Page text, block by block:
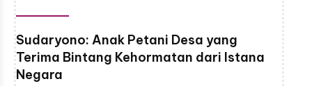
Sudaryono: Anak Petani Desa yang
Terima Bintang Kehormatan dari Istana
Negara